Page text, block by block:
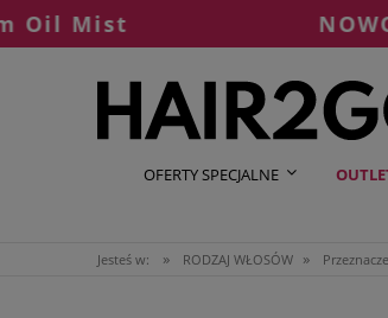
NOWOŚĆ
OFERTY SPECJALNE
Jesteś w: » RODZAJ WŁOSÓW »